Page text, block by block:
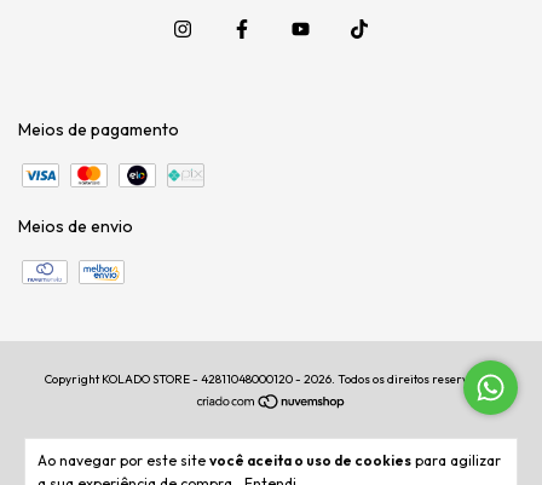
Ao navegar por este site você aceita o uso de cookies para agilizar
Meios de pagamento
Meios de envio
Copyright KOLADO STORE - 42811048000120 - 2026. Todos os direitos reservados.